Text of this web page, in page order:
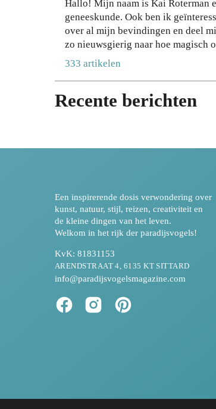
Hallo! Mijn naam is Kai Roterman
geneeskunde. Ook ben ik
over al mijn bevindingen en deel
zo nieuwsgierig naar hoe magisch
333 artikelen
Recente berichten
jui
ste
oo
28
2026
ere
n
l
27
2026
Een inspirerende dosis verwondering over
kunst, natuur, stijl, reizen, creativiteit en
de kleine dingen van het leven.
Welkom in het rijk der paradijsvogels!
KvK: 81831153
ARENDSTRAAT 4, 6135 KT SITTARD
info@paradijsvogelsmagazine.com